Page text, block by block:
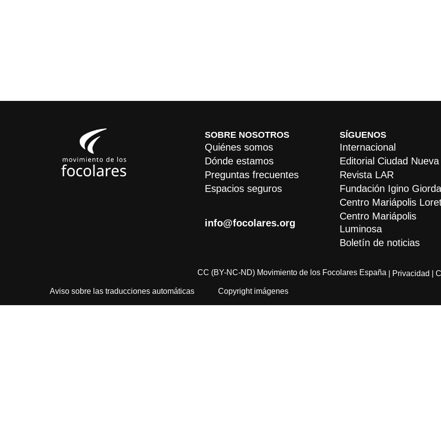
SOBRE NOSOTROS
Quiénes somos
Dónde estamos
Preguntas frecuentes
Espacios seguros
info@focolares.org
SÍGUENOS
Internacional
Editorial Ciudad Nueva
Revista LAR
Fundación Igino
Centro Mariápolis
Centro Mariápolis
Luminosa
Boletín de noticias
CC (BY-NC-ND) Movimiento de los Focolares España | Privacidad |
Aviso sobre las traducciones automáticas Copyright imágenes